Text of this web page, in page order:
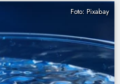
Foto: Pixabay